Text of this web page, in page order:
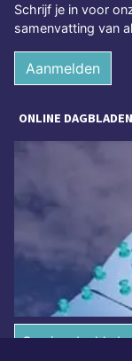
Schrijf je in voor
samenvatting van
Aanmelden
ONLINE DAGBLADEN
Overige